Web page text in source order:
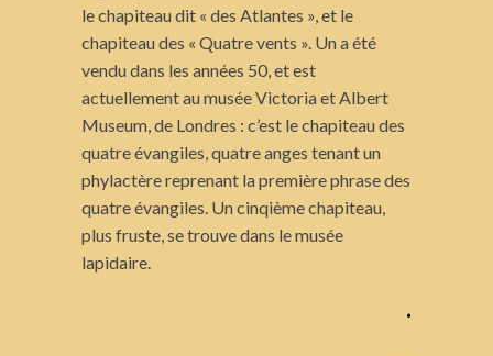
le chapiteau dit « des Atlantes », et le
chapiteau des « Quatre vents ». Un a été
vendu dans les années 50, et est
actuellement au musée Victoria et Albert
Museum, de Londres : c’est le chapiteau des
quatre évangiles, quatre anges tenant un
phylactère reprenant la première phrase des
quatre évangiles. Un cinqième chapiteau,
plus fruste, se trouve dans le musée
lapidaire.
.